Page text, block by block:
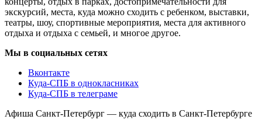
экскурсий, места, куда можно сходить с ребенком, выставки,
театры, шоу, спортивные мероприятия, места для активного
отдыха и отдыха с семьей, и многое другое.
Мы в социальных сетях
Вконтакте
Куда-СПБ в однокласниках
Куда-СПБ в телеграме
Афиша Санкт-Петербург — куда сходить в Санкт-Петербурге